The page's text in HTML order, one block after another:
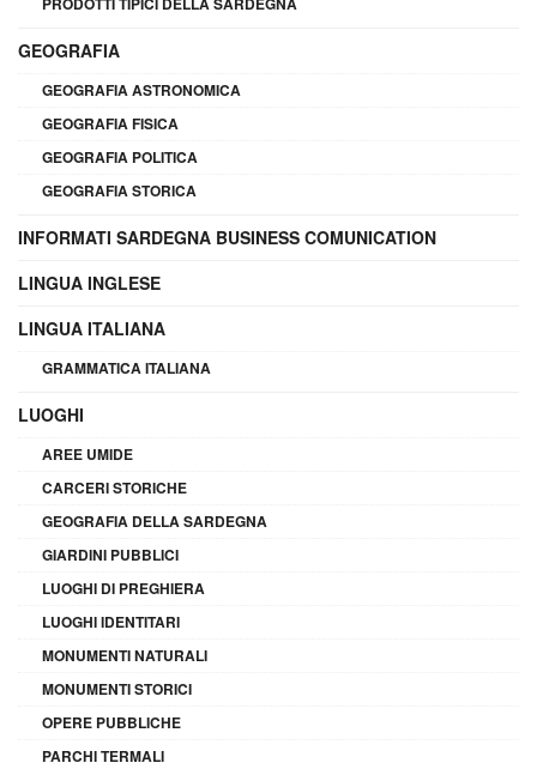
GEOGRAFIA
GEOGRAFIA ASTRONOMICA
GEOGRAFIA FISICA
GEOGRAFIA POLITICA
GEOGRAFIA STORICA
INFORMATI SARDEGNA BUSINESS COMUNICATION
LINGUA INGLESE
LINGUA ITALIANA
GRAMMATICA ITALIANA
LUOGHI
AREE UMIDE
CARCERI STORICHE
GEOGRAFIA DELLA SARDEGNA
GIARDINI PUBBLICI
LUOGHI DI PREGHIERA
LUOGHI IDENTITARI
MONUMENTI NATURALI
MONUMENTI STORICI
OPERE PUBBLICHE
PARCHI TERMALI